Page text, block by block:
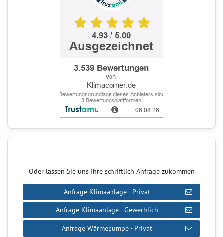
Oder lassen Sie uns Ihre schriftlich Anfrage zukommen
Anfrage Klimaanlage - Privat
Anfrage Klimaanlage - Gewerblich
Anfrage Wärmepumpe - Privat